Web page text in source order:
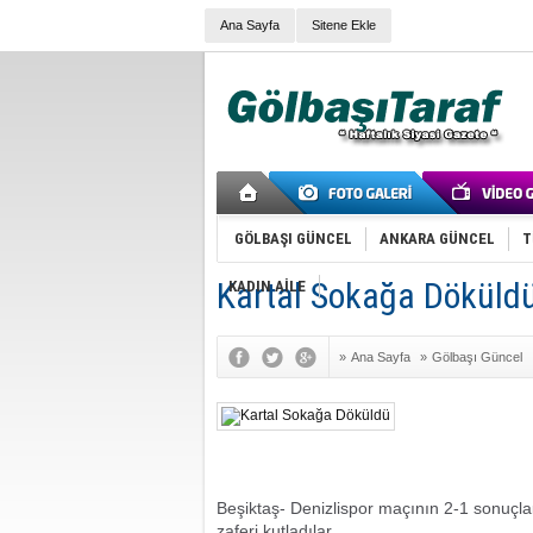
Ana Sayfa Sitene Ekle
GÖLBAŞI GÜNCEL ANKARA GÜNCEL
KADIN AİLE
Kartal Sokağa
» Ana Sayfa » Gölbaşı Güncel
Beşiktaş- Denizlispor maçının 2-1